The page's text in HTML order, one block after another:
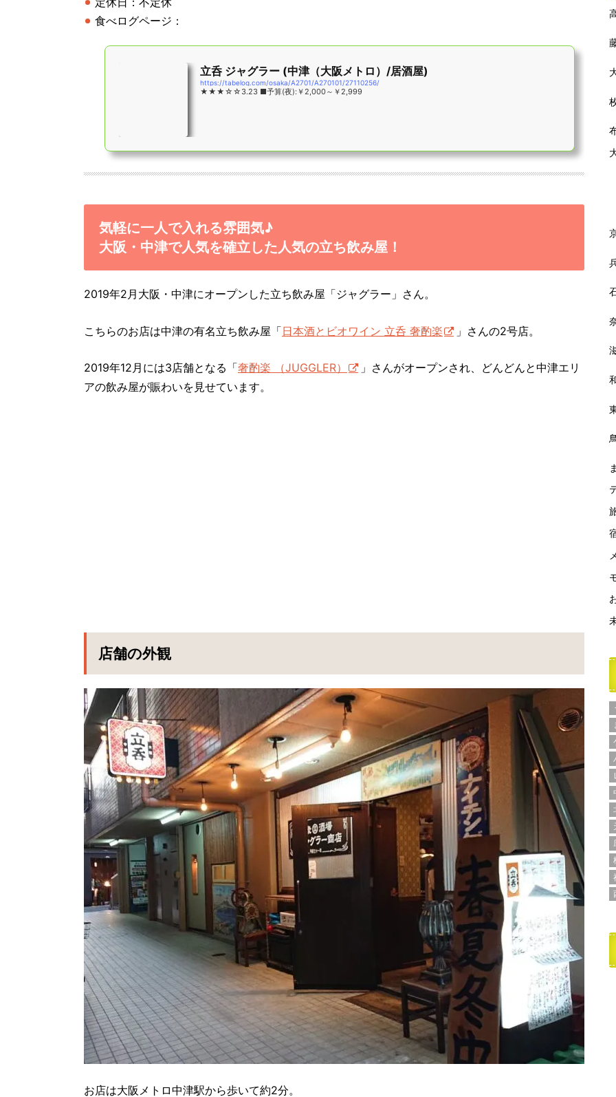
食べログページ：
立呑 ジャグラー (中津（大阪メトロ）/居酒屋)
https://tabelog.com/osaka/A2701/A270101/27110256/
★★★☆☆3.23 ■予算(夜):￥2,000～￥2,999
気軽に一人で入れる雰囲気♪
大阪・中津で人気を確立した人気の立ち飲み屋！
2019年2月大阪・中津にオープンした立ち飲み屋「ジャグラー」さん。
こちらのお店は中津の有名立ち飲み屋「日本酒とビオワイン 立呑 奢酌楽 」さんの2号店。
2019年12月には3店舗となる「奢酌楽 （JUGGLER）
」さんがオープンされ、どんどんと中津エリ
アの飲み屋が賑わいを見せています。
店舗の外観
お店は大阪メトロ中津駅から歩いて約2分。